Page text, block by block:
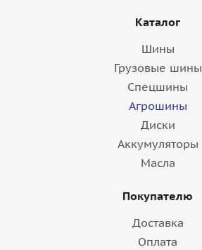
Каталог
Шины
Грузовые шины
Спецшины
Агрошины
Диски
Аккумуляторы
Масла
Покупателю
Доставка
Оплата